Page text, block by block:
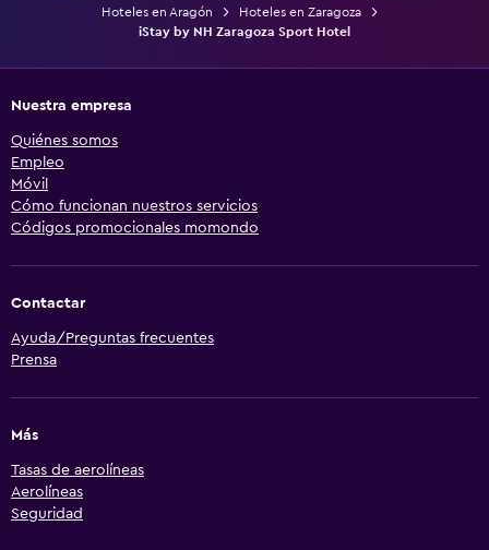
Hoteles en Aragón
Hoteles en Zaragoza
iStay by NH Zaragoza Sport Hotel
Nuestra empresa
Quiénes somos
Empleo
Móvil
Cómo funcionan nuestros servicios
Códigos promocionales momondo
Contactar
Ayuda/Preguntas frecuentes
Prensa
Más
Tasas de aerolíneas
Aerolíneas
Seguridad